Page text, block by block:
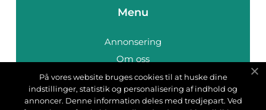
Menu
Annonsering
Om oss
Cookies
Kontakta oss
På vores website bruges cookies til at huske dine
indstillinger, statistik og personalisering af indhold og
annoncer. Denne information deles med tredjepart. Ved